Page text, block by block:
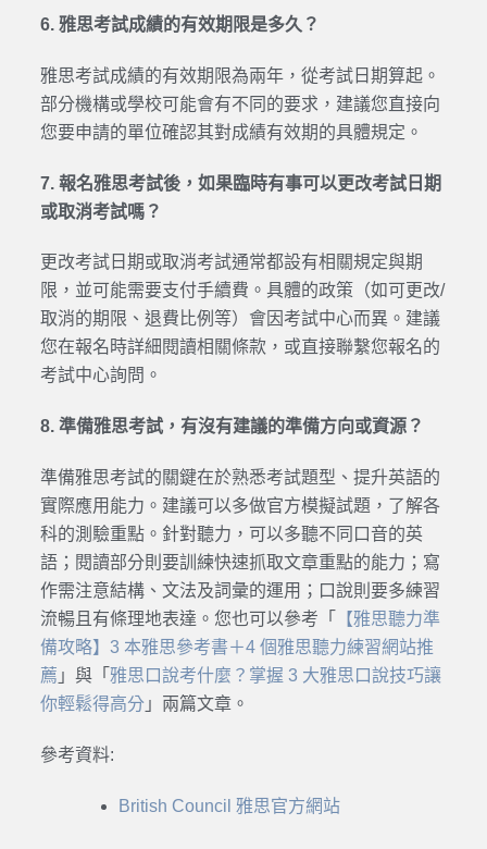
6. 雅思考試成績的有效期限是多久？
雅思考試成績的有效期限為兩年，從考試日期算起。
部分機構或學校可能會有不同的要求，建議您直接向
您要申請的單位確認其對成績有效期的具體規定。
7. 報名雅思考試後，如果臨時有事可以更改考試日期
或取消考試嗎？
更改考試日期或取消考試通常都設有相關規定與期
限，並可能需要支付手續費。具體的政策（如可更改/
取消的期限、退費比例等）會因考試中心而異。建議
您在報名時詳細閱讀相關條款，或直接聯繫您報名的
考試中心詢問。
8. 準備雅思考試，有沒有建議的準備方向或資源？
準備雅思考試的關鍵在於熟悉考試題型、提升英語的
實際應用能力。建議可以多做官方模擬試題，了解各
科的測驗重點。針對聽力，可以多聽不同口音的英
語；閱讀部分則要訓練快速抓取文章重點的能力；寫
作需注意結構、文法及詞彙的運用；口說則要多練習
流暢且有條理地表達。您也可以參考「
【雅思聽力準
備攻略】3 本雅思參考書＋4 個雅思聽力練習網站推
薦 」與「 雅思口說考什麼？掌握 3 大雅思口說技巧讓
你輕鬆得高分」兩篇文章。
參考資料:
British Council 雅思官方網站